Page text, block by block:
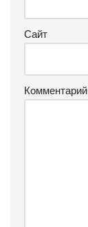
Сайт
Комментарий